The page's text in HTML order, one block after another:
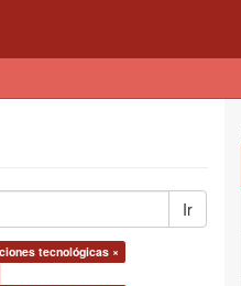
Ir
tecnológicas ×